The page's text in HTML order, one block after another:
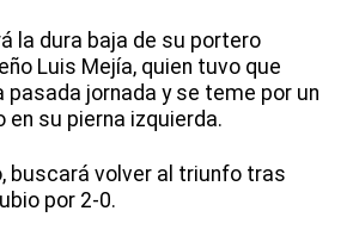
la dura baja de su portero
Luis Mejía, quien tuvo que
pasada jornada y se teme por un
en su pierna izquierda.
buscará volver al triunfo tras
por 2-0.